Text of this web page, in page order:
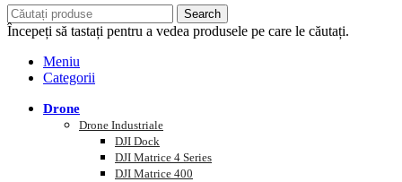
Search
Începeți să tastați pentru a vedea produsele pe care le căutați.
Meniu
Categorii
Drone
Drone Industriale
DJI Dock
DJI Matrice 4 Series
DJI Matrice 400